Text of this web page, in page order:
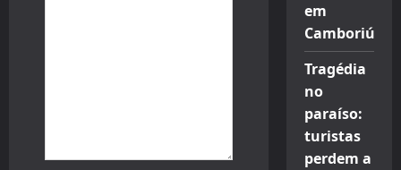
em
Camboriú
Tragédia
no
paraíso:
turistas
perdem a